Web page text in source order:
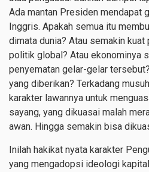
Ada mantan Presiden mendapat
Inggris. Apakah semua itu
dimata dunia? Atau semakin
politik global? Atau ekonominya
penyematan gelar-gelar
yang diberikan? Terkadang
karakter lawannya untuk
sayang, yang dikuasai malah
awan. Hingga semakin bisa
Inilah hakikat nyata karakter
yang mengadopsi ideologi